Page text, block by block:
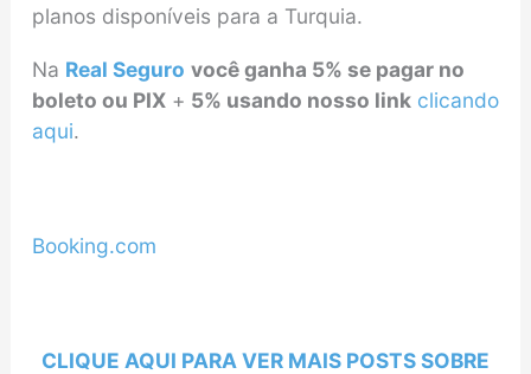
planos disponíveis para a Turquia.
Na Real Seguro você ganha 5% se pagar no
boleto ou PIX+ 5% usando nosso link clicando
aqui.
Booking.com
CLIQUE AQUI PARA VER MAIS POSTS SOBRE